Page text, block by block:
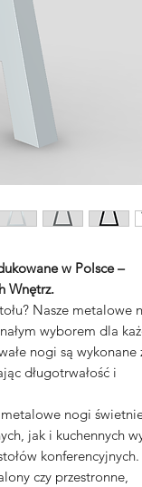
w Polsce –
Wnętrz.
Nasze metalowe
wyborem dla
nogi są wykonane
długotrwałość i
metalowe nogi
jak i kuchennych
konferencyjnych.
czy przestronne,